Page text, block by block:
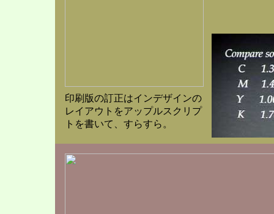
印刷版の訂正はインデザインの
レイアウトをアップルスクリプ
トを書いて、すらすら。